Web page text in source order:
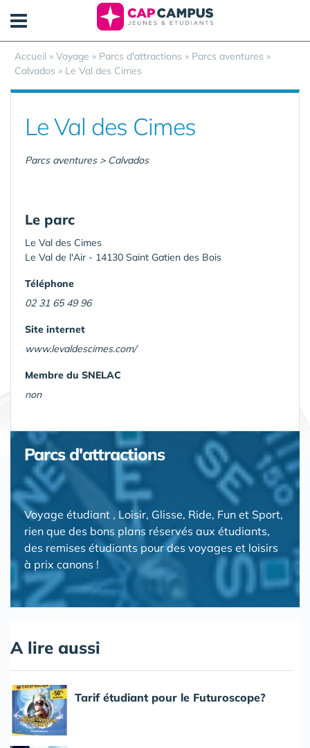
Accueil » Voyage » Parcs d'attractions » Parcs aventures »
Calvados » Le Val des Cimes
Le Val des Cimes
Parcs aventures > Calvados
Le parc
Le Val des Cimes
Le Val de l'Air - 14130 Saint Gatien des Bois
Téléphone
02 31 65 49 96
Site internet
www.levaldescimes.com/
Membre du SNELAC
non
Parcs d'attractions
Voyage étudiant , Loisir, Glisse, Ride, Fun et Sport,
rien que des bons plans réservés aux étudiants,
des remises étudiants pour des voyages et loisirs
à prix canons !
A lire aussi
Tarif étudiant pour le Futuroscope?
Panneau de gestion des cookies